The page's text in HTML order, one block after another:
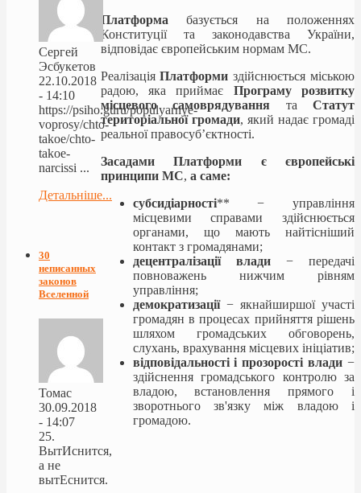
Платформа базується на положеннях
Конституції та законодавства України,
відповідає європейським нормам МС.
РеалізаціяПлатформи здійснюється міською
радою, яка приймає Програму розвитку
місцевого самоврядування та Статут
територіальної громади, який надає громаді
реальної правосуб’єктності.
Засадами Платформи є європейські
принципи МС, а саме:
субсидіарності** − управління
місцевими справами здійснюється
органами, що мають найтісніший
контакт з громадянами;
децентралізації влади− передачі
повноважень нижчим рівням
управління;
демократизації− якнайширшої участі
громадян в процесах прийняття рішень
шляхом громадських обговорень,
слухань, врахування місцевих ініціатив;
відповідальності і прозорості влади −
здійснення громадського контролю за
владою, встановлення прямого і
зворотнього зв'язку між владою і
громадою.
Сергей
Эсбукетов
22.10.2018
- 14:10
https://psiho.guru/populyarnye-
voprosy/chto-
takoe/chto-
takoe-
narcissi ...
Детальніше...
30
неписанных
законов
Вселенной
Томас
30.09.2018
- 14:07
25.
ВытИснится,
а не
вытЕснится.